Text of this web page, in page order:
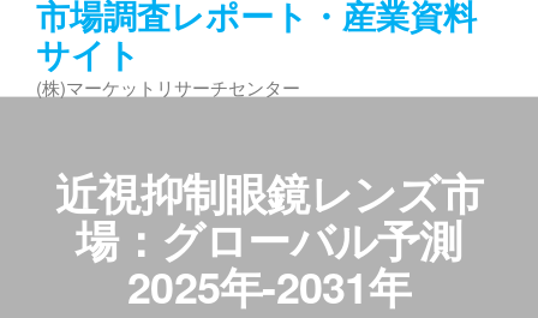
ン
市場調査レポート・産業資料
サイト
(株)マーケットリサーチセンター
近視抑制眼鏡レンズ市
場：グローバル予測
2025年-2031年